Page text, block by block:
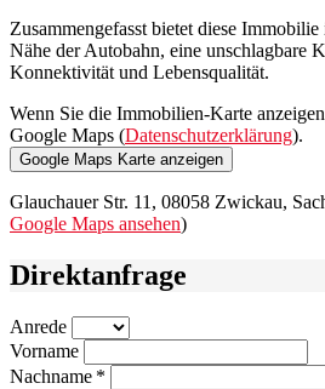
Zusammengefasst bietet diese
Nähe der Autobahn, eine unschlagbare
Konnektivität und Lebensqualität.
Wenn Sie die Immobilien-Karte
Google Maps (Datenschutzerklärung).
Google Maps Karte anzeigen
Glauchauer Str. 11, 08058 Zwickau,
Google Maps ansehen)
Direktanfrage
Anrede
Vorname
Nachname *